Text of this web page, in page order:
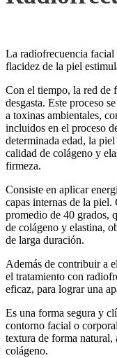
La radiofrecuencia facial
flacidez de la piel
Con el tiempo, la red de
desgasta. Este proceso
a toxinas ambientales,
incluidos en el proceso
determinada edad, la
calidad de colágeno y
firmeza.
Consiste en aplicar
capas internas de la piel.
promedio de 40 grados,
de colágeno y elastina,
de larga duración.
Además de contribuir a
el tratamiento con
eficaz, para lograr una
Es una forma segura y
contorno facial o
textura de forma natural,
colágeno.